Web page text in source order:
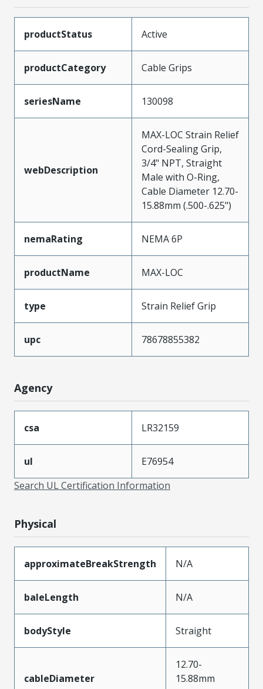
productStatus Active
productCategory Cable Grips
seriesName 130098
webDescription
MAX-LOC Strain Relief
Cord-Sealing Grip,
3/4" NPT, Straight
Male with O-Ring,
Cable Diameter 12.70-
15.88mm (.500-.625")
nemaRating NEMA 6P
productName MAX-LOC
type Strain Relief Grip
upc 78678855382
Agency
csa LR32159
ul
E76954
Search UL Certification Information
Physical
approximateBreakStrength N/A
baleLength N/A
bodyStyle Straight
cableDiameter
12.70-
15.88mm